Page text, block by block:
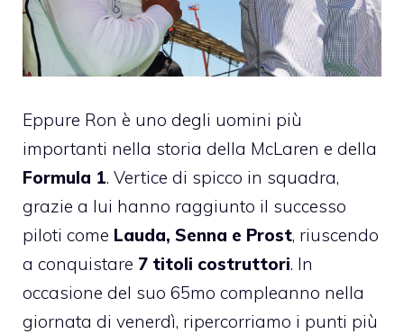
Eppure Ron è uno degli uomini più
importanti nella storia della McLaren e della
Formula 1. Vertice di spicco in squadra,
grazie a lui hanno raggiunto il successo
piloti come Lauda, Senna e Prost, riuscendo
a conquistare 7 titoli costruttori. In
occasione del suo 65mo compleanno nella
giornata di venerdì, ripercorriamo i punti più